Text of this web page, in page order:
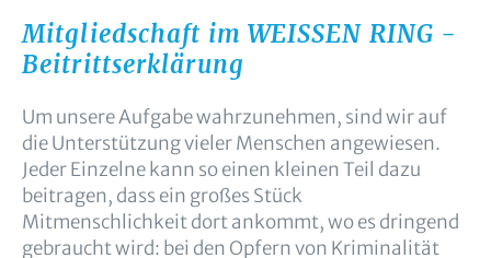
Mitgliedschaft im WEISSEN RING -
Beitrittserklärung
Um unsere Aufgabe wahrzunehmen, sind wir auf
die Unterstützung vieler Menschen angewiesen.
Jeder Einzelne kann so einen kleinen Teil dazu
beitragen, dass ein großes Stück
Mitmenschlichkeit dort ankommt, wo es dringend
gebraucht wird: bei den Opfern von Kriminalität